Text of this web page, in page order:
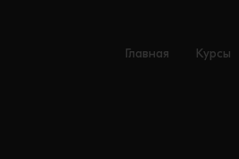
Главная Курсы